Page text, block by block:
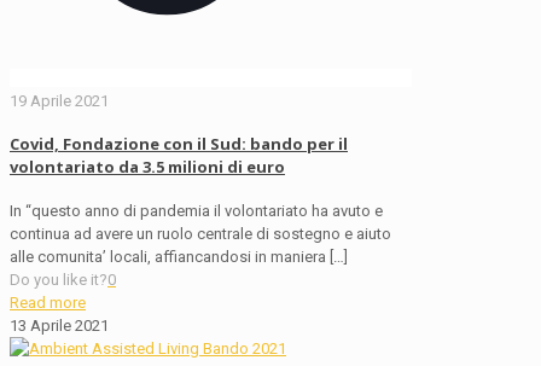
19 Aprile 2021
Covid, Fondazione con il Sud: bando per il
volontariato da 3.5 milioni di euro
In “questo anno di pandemia il volontariato ha avuto e
continua ad avere un ruolo centrale di sostegno e aiuto
alle comunita’ locali, affiancandosi in maniera […]
Do you like it?0
Read more
13 Aprile 2021